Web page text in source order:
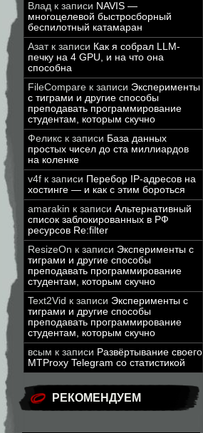
Влад к записи NAVIS —
многоцелевой быстросборный
беспилотный катамаран
Азатк записи Как я собрал LLM-
печку на 4 GPU, и на что она
способна
FileCompare к записи Эксперименты
с тиграми и другие способы
преподавать программирование
студентам, которым скучно
Феликс к записи База данных
простых чисел до ста миллиардов
на коленке
v4f к записи Перебор IP-адресов на
хостинге — и как с этим бороться
amarakin к записи Альтернативный
список заблокированных в РФ
ресурсов Re:filter
ResizeOn к записи Эксперименты с
тиграми и другие способы
преподавать программирование
студентам, которым скучно
Text2Vid к записи Эксперименты с
тиграми и другие способы
преподавать программирование
студентам, которым скучно
всым к записи Развёртывание своего
MTProxy Telegram со статистикой
РЕКОМЕНДУЕМ